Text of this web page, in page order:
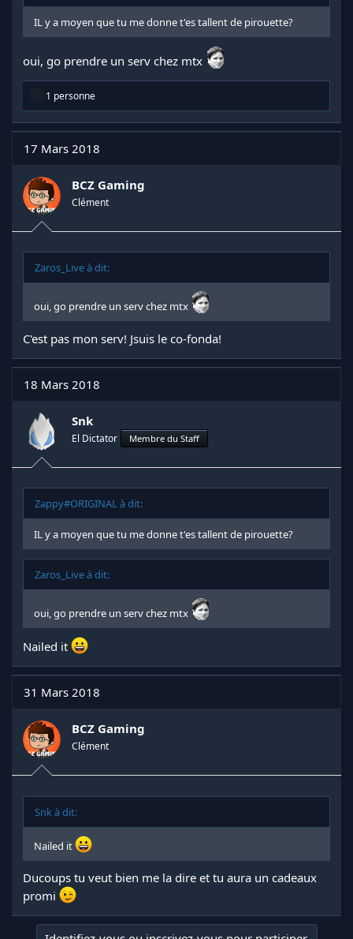
IL y a moyen que tu me donne t'es tallent de pirouette?
oui, go prendre un serv chez mtx
R
a
c
t
i
n
s
:
1 personne
17 Mars 2018
BCZ Gaming
Clément
Zaros_Live à dit:
oui, go prendre un serv chez mtx
C'est pas mon serv! Jsuis le co-fonda!
18 Mars 2018
Snk
El Dictator Membre du Staff
Zappy#ORIGINAL à dit:
IL y a moyen que tu me donne t'es tallent de pirouette?
Zaros_Live à dit:
oui, go prendre un serv chez mtx
Nailed it
31 Mars 2018
BCZ Gaming
Clément
Snk à dit:
Nailed it
Ducoups tu veut bien me la dire et tu aura un cadeaux
promi